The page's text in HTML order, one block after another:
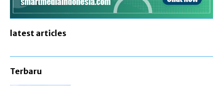
latest articles
Terbaru